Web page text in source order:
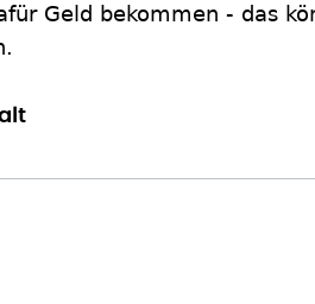
Geld bekommen - das